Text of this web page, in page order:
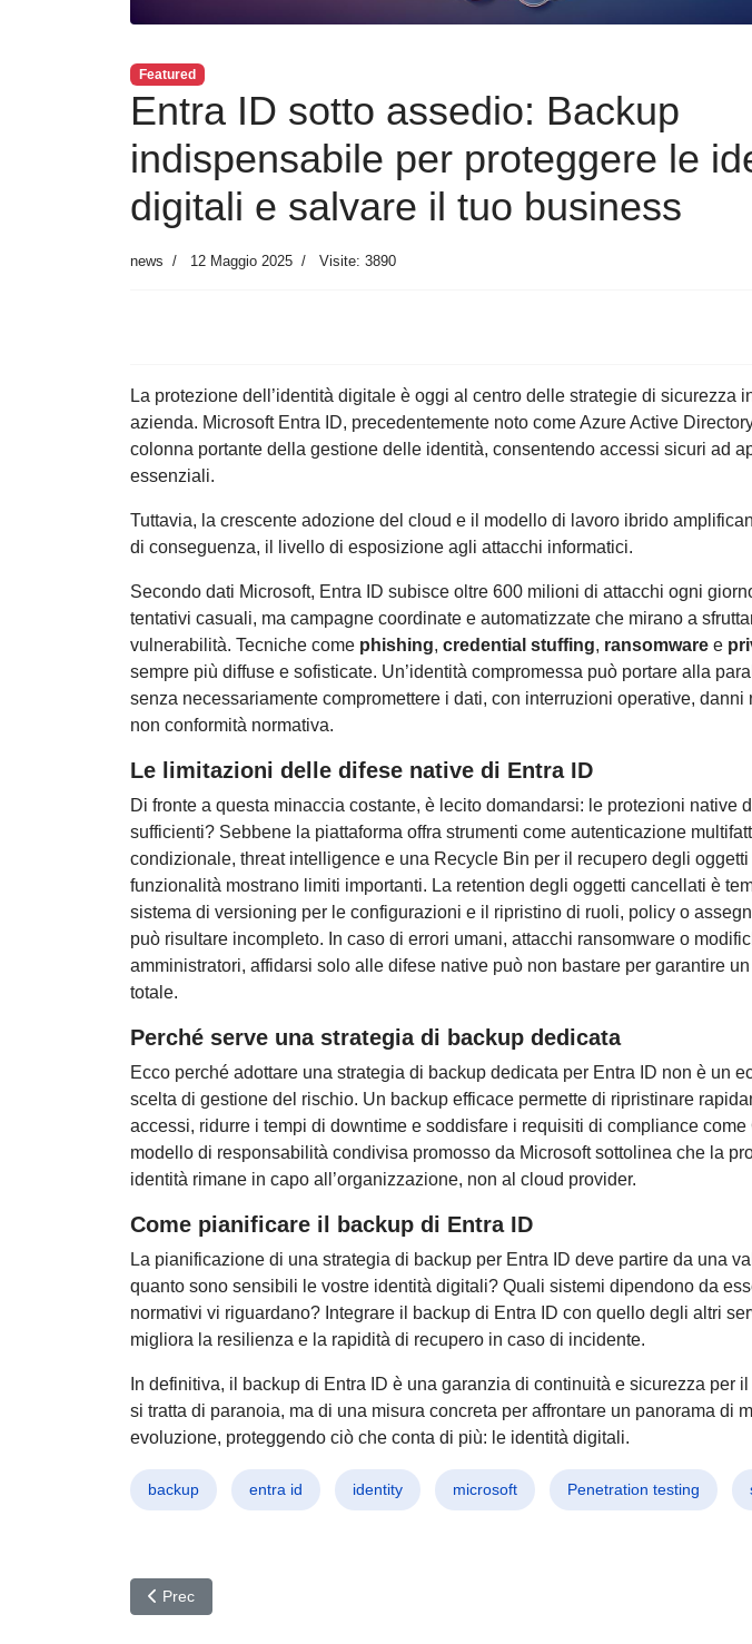
Featured
Entra ID sotto assedio: Backup
indispensabile per proteggere le
digitali e salvare il tuo business
news 12 Maggio 2025 Visite: 3890
La protezione dell’identità digitale è oggi al centro delle strategie di sicurezza
azienda. Microsoft Entra ID, precedentemente noto come Azure Active
colonna portante della gestione delle identità, consentendo accessi sicuri ad
essenziali.
Tuttavia, la crescente adozione del cloud e il modello di lavoro ibrido
di conseguenza, il livello di esposizione agli attacchi informatici.
Secondo dati Microsoft, Entra ID subisce oltre 600 milioni di attacchi ogni
tentativi casuali, ma campagne coordinate e automatizzate che mirano a
vulnerabilità. Tecniche come phishing, credential stuffing, ransomware e
sempre più diffuse e sofisticate. Un’identità compromessa può portare alla
senza necessariamente compromettere i dati, con interruzioni operative,
non conformità normativa.
Le limitazioni delle difese native di Entra ID
Di fronte a questa minaccia costante, è lecito domandarsi: le protezioni native
sufficienti? Sebbene la piattaforma offra strumenti come autenticazione
condizionale, threat intelligence e una Recycle Bin per il recupero degli
funzionalità mostrano limiti importanti. La retention degli oggetti cancellati è
sistema di versioning per le configurazioni e il ripristino di ruoli, policy o
può risultare incompleto. In caso di errori umani, attacchi ransomware o
amministratori, affidarsi solo alle difese native può non bastare per garantire
totale.
Perché serve una strategia di backup dedicata
Ecco perché adottare una strategia di backup dedicata per Entra ID non è un
scelta di gestione del rischio. Un backup efficace permette di ripristinare
accessi, ridurre i tempi di downtime e soddisfare i requisiti di compliance come
modello di responsabilità condivisa promosso da Microsoft sottolinea che la
identità rimane in capo all’organizzazione, non al cloud provider.
Come pianificare il backup di Entra ID
La pianificazione di una strategia di backup per Entra ID deve partire da una
quanto sono sensibili le vostre identità digitali? Quali sistemi dipendono da
normativi vi riguardano? Integrare il backup di Entra ID con quello degli altri
migliora la resilienza e la rapidità di recupero in caso di incidente.
In definitiva, il backup di Entra ID è una garanzia di continuità e sicurezza per
si tratta di paranoia, ma di una misura concreta per affrontare un panorama di
evoluzione, proteggendo ciò che conta di più: le identità digitali.
backup entra id identity microsoft Penetration testing
Articolo precedente: Cyberattacchi in Evoluzione: Nuove minacce colpiscono IoT,
Prec